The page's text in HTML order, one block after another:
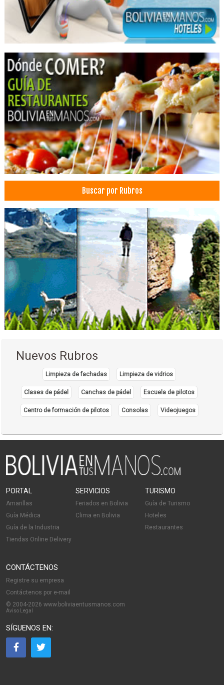
Administración, Asesores en
Centros Médicos
Salud: Centros Médicos
Traumatología urología
Agencias de Viajes y Turismo
Información Turística
Operadora de Turismo
Operadores Turisticos
Turismo: Agencias de Viaje
Turismo
Viajes, Agencias de
Florerías
Envío de flores y RegalosBuscar por Rubros
Nuevos Rubros
Limpieza de fachadas Limpieza de vidrios
Clases de pádel Canchas de pádel Escuela de pilotos
Centro de formación de pilotos Consolas Videojuegos
PORTAL
Amarillas
Guía Médica
Guía de la Industria
Tiendas Online Delivery
SERVICIOS
Feriados en Bolivia
Clima en Bolivia
TURISMO
Guía de Turismo
Hoteles
Restaurantes
CONTÁCTENOS
Registre su empresa
Contáctenos por e-mail
© 2004-2026 www.boliviaentusmanos.com
Aviso Legal
SÍGUENOS EN: